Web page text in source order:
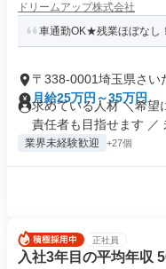
ドリームアップ株式会社
車通勤OK★残業ほぼなし
〒338-0001埼玉県さい
月給25万円～35万円
求めている人材 ＼希望
責任者も目指せます ／
業界未経験歓迎 +27個
正社員
入社3年目の平均年収